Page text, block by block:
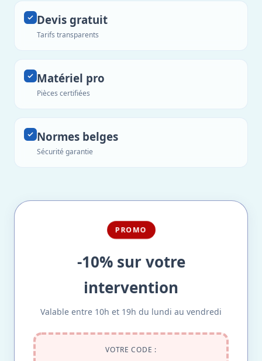
Devis gratuit
Tarifs transparents
Matériel pro
Pièces certifiées
Normes belges
Sécurité garantie
PROMO
-10% sur votre
intervention
Valable entre 10h et 19h du lundi au vendredi
VOTRE CODE :